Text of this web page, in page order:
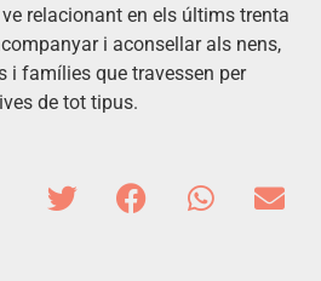
relacionant en els últims trenta
i aconsellar als nens,
i famílies que travessen per
de tot tipus.